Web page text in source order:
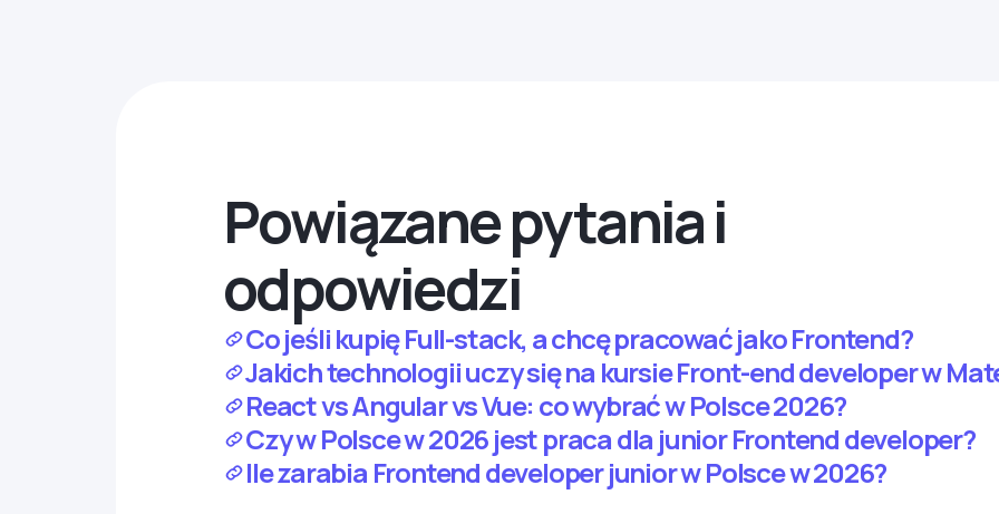
Powiązane pytania i
odpowiedzi
Co jeśli kupię Full-stack, a chcę pracować jako Frontend?
Jakich technologii uczy się na kursie Front-end developer w
React vs Angular vs Vue: co wybrać w Polsce 2026?
Czy w Polsce w 2026 jest praca dla junior Frontend developer?
Ile zarabia Frontend developer junior w Polsce w 2026?